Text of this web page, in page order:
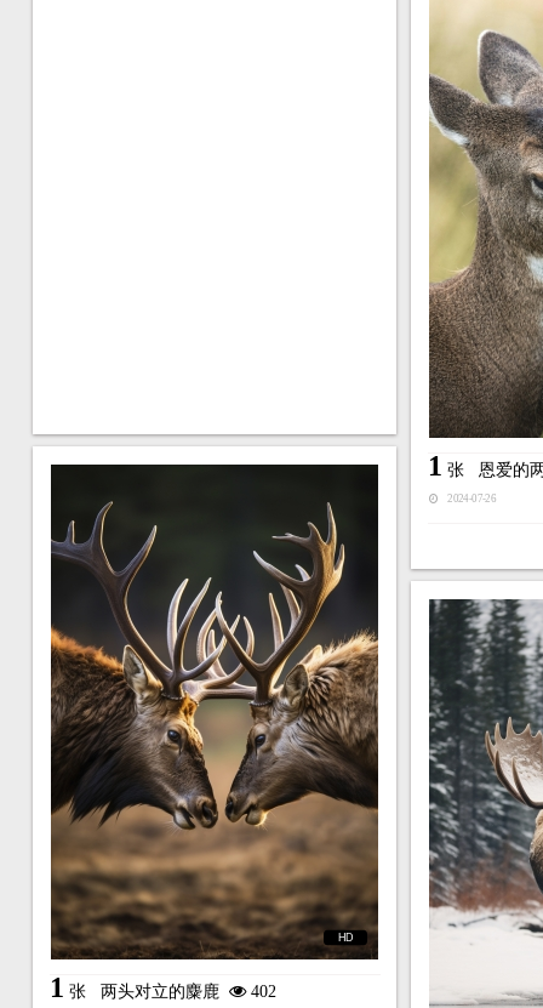
1 张 恩爱的
2024-07-26
HD
1 张 两头对立的麋鹿 402